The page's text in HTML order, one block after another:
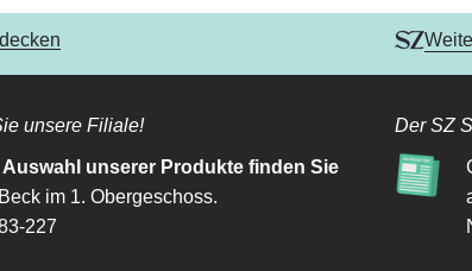
unsere Filiale!
Auswahl unserer Produkte finden Sie
im 1. Obergeschoss.
227
Der SZ